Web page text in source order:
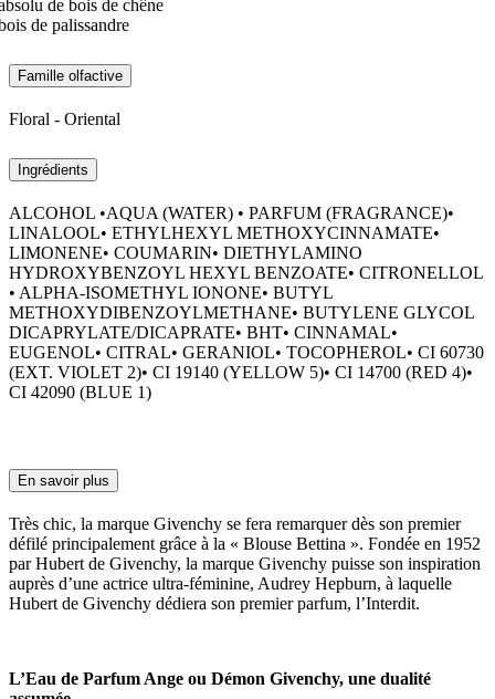
de bois de chêne
de palissandre
Famille olfactive
Floral - Oriental
Ingrédients
ALCOHOL •AQUA (WATER) • PARFUM (FRAGRANCE)•
LINALOOL• ETHYLHEXYL METHOXYCINNAMATE•
LIMONENE• COUMARIN• DIETHYLAMINO
HYDROXYBENZOYL HEXYL BENZOATE• CITRONELLOL
• ALPHA-ISOMETHYL IONONE• BUTYL
METHOXYDIBENZOYLMETHANE• BUTYLENE GLYCOL
DICAPRYLATE/DICAPRATE• BHT• CINNAMAL•
EUGENOL• CITRAL• GERANIOL• TOCOPHEROL• CI 60730
(EXT. VIOLET 2)• CI 19140 (YELLOW 5)• CI 14700 (RED 4)•
CI 42090 (BLUE 1)
En savoir plus
Très chic, la marque Givenchy se fera remarquer dès son premier
défilé principalement grâce à la « Blouse Bettina ». Fondée en 1952
par Hubert de Givenchy, la marque Givenchy puisse son inspiration
auprès d’une actrice ultra-féminine, Audrey Hepburn, à laquelle
Hubert de Givenchy dédiera son premier parfum, l’Interdit.
L’Eau de Parfum Ange ou Démon Givenchy, une dualité